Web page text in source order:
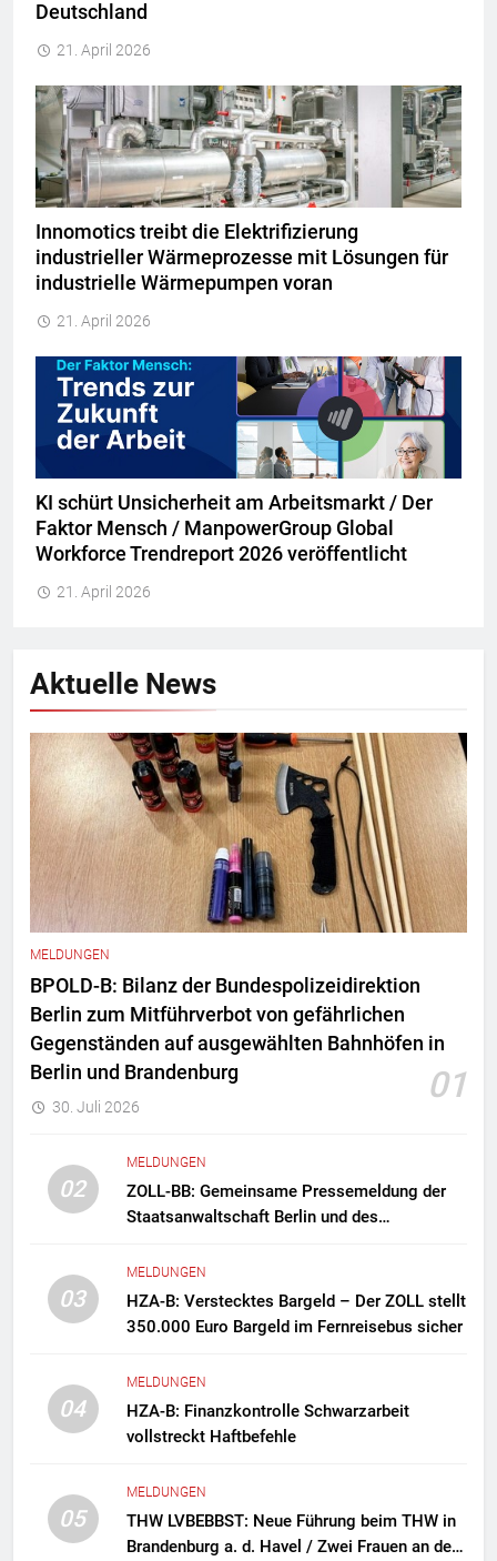
Deutschland
21. April 2026
Innomotics treibt die Elektrifizierung
industrieller Wärmeprozesse mit Lösungen für
industrielle Wärmepumpen voran
21. April 2026
KI schürt Unsicherheit am Arbeitsmarkt / Der
Faktor Mensch / ManpowerGroup Global
Workforce Trendreport 2026 veröffentlicht
21. April 2026
Aktuelle News
MELDUNGEN
BPOLD-B: Bilanz der Bundespolizeidirektion
Berlin zum Mitführverbot von gefährlichen
Gegenständen auf ausgewählten Bahnhöfen in
Berlin und Brandenburg
01
30. Juli 2026
02
MELDUNGEN
ZOLL-BB: Gemeinsame Pressemeldung der
Staatsanwaltschaft Berlin und des
Zollfahndung hebt mutmaßliches
Drogenlabor aus
03
MELDUNGEN
HZA-B: Verstecktes Bargeld – Der ZOLL stellt
350.000 Euro Bargeld im Fernreisebus sicher
04
MELDUNGEN
HZA-B: Finanzkontrolle Schwarzarbeit
vollstreckt Haftbefehle
05
MELDUNGEN
THW LVBEBBST: Neue Führung beim THW in
Brandenburg a. d. Havel / Zwei Frauen an der